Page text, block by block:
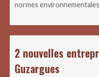
normes
2 nouvelles
Guzargues